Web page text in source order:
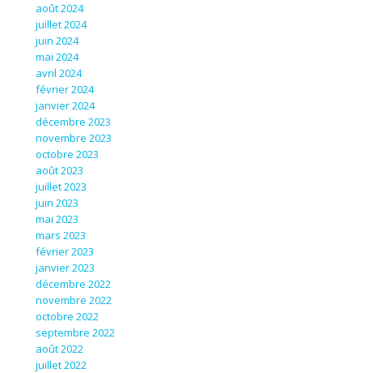
août 2024
juillet 2024
juin 2024
mai 2024
avril 2024
février 2024
janvier 2024
décembre 2023
novembre 2023
octobre 2023
août 2023
juillet 2023
juin 2023
mai 2023
mars 2023
février 2023
janvier 2023
décembre 2022
novembre 2022
octobre 2022
septembre 2022
août 2022
juillet 2022